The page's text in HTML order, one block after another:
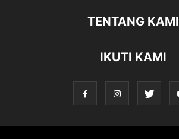
TENTANG KAMI
IKUTI KAMI